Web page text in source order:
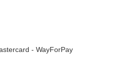
- WayForPay